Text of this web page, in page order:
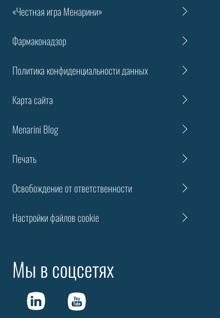
«Честная игра Менарини»
Фармаконадзор
Политика конфиденциальности данных
Карта сайта
Menarini Blog
Печать
Освобождение от ответственности
Настройки файлов cookie
Мы в соцсетях